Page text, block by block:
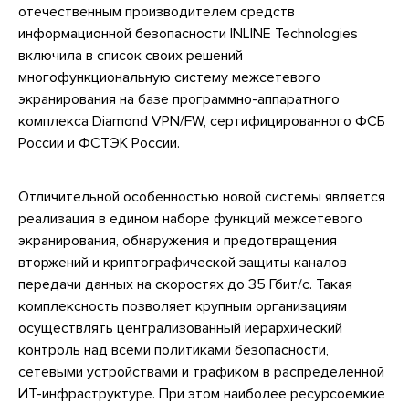
отечественным производителем средств
информационной безопасности INLINE Technologies
включила в список своих решений
многофункциональную систему межсетевого
экранирования на базе программно-аппаратного
комплекса Diamond VPN/FW, сертифицированного ФСБ
России и ФСТЭК России.
Отличительной особенностью новой системы является
реализация в едином наборе функций межсетевого
экранирования, обнаружения и предотвращения
вторжений и криптографической защиты каналов
передачи данных на скоростях до 35 Гбит/с. Такая
комплексность позволяет крупным организациям
осуществлять централизованный иерархический
контроль над всеми политиками безопасности,
сетевыми устройствами и трафиком в распределенной
ИТ-инфраструктуре. При этом наиболее ресурсоемкие